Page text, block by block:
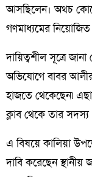
আসছিলেন। অথচ
গণমাধ্যমের
দায়িত্বশীল সূত্রে
অভিযোগে বাবর
হাজতে থেকেছেন৷
ক্লাব থেকে তার
এ বিষয়ে কালিয়া
দাবি করেছেন